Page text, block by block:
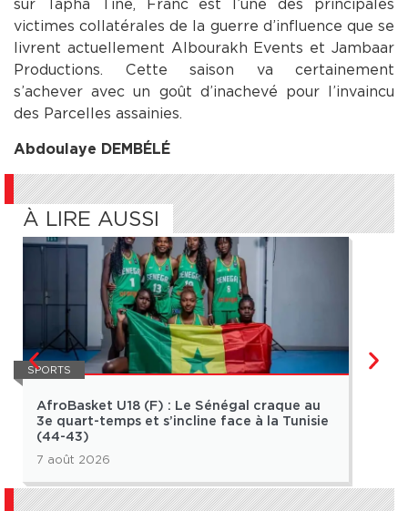
sur Tapha Tine, Franc est l’une des principales
victimes collatérales de la guerre d’influence que se
livrent actuellement Albourakh Events et Jambaar
Productions. Cette saison va certainement
s’achever avec un goût d’inachevé pour l’invaincu
des Parcelles assainies.
Abdoulaye DEMBÉLÉ
À LIRE AUSSI
SPORTS
AfroBasket U18 (F) : Le Sénégal craque au
3e quart-temps et s’incline face à la Tunisie
(44-43)
7 août 2026